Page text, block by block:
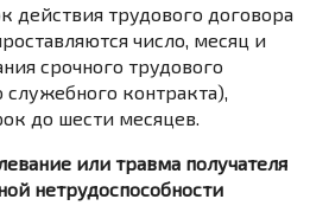
действия трудового договора
число, месяц и
срочного трудового
служебного контракта),
до шести месяцев.
или травма получателя
нетрудоспособности